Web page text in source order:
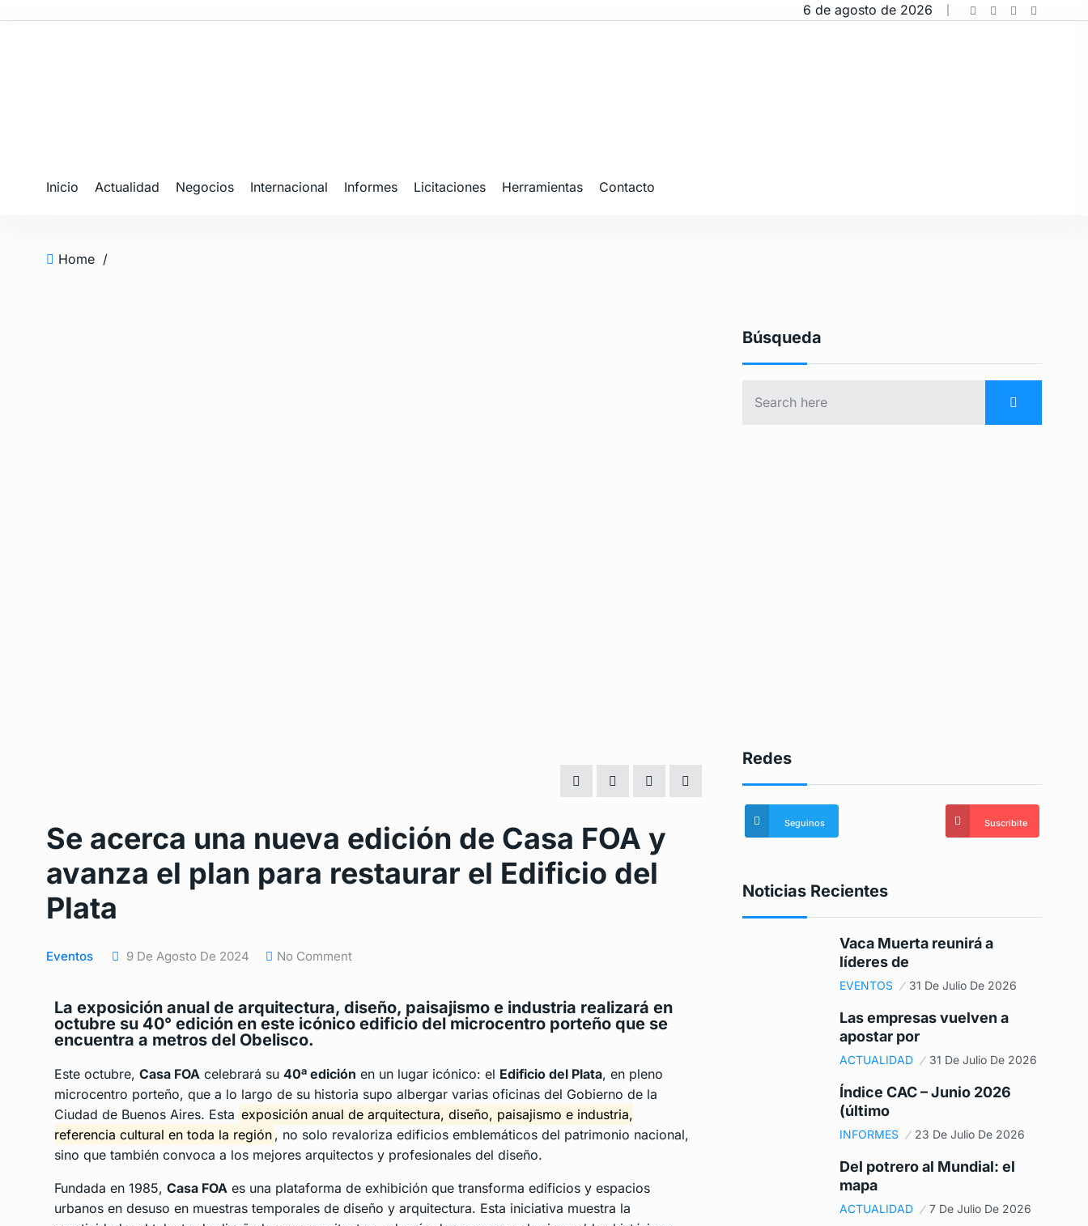
6 de agosto de 2026
Inicio Actualidad Negocios Internacional Informes Licitaciones Herramientas Contacto
Home /
Se acerca una nueva edición de Casa FOA y
avanza el plan para restaurar el Edificio del
Plata
Eventos 9 De Agosto De 2024 No Comment
La exposición anual de arquitectura, diseño, paisajismo e industria realizará en
octubre su 40° edición en este icónico edificio del microcentro porteño que se
encuentra a metros del Obelisco.
Este octubre, Casa FOA celebrará su 40ª edición en un lugar icónico: el Edificio del Plata, en pleno
microcentro porteño, que a lo largo de su historia supo albergar varias oficinas del Gobierno de la
Ciudad de Buenos Aires. Esta exposición anual de arquitectura, diseño, paisajismo e industria,
referencia cultural en toda la región , no solo revaloriza edificios emblemáticos del patrimonio nacional,
sino que también convoca a los mejores arquitectos y profesionales del diseño.
Fundada en 1985, Casa FOA es una plataforma de exhibición que transforma edificios y espacios
urbanos en desuso en muestras temporales de diseño y arquitectura. Esta iniciativa muestra la
Búsqueda
Redes
Seguinos Suscribite
Noticias Recientes
Vaca Muerta reunirá a
líderes de
EVENTOS 31 De Julio De 2026
Las empresas vuelven a
apostar por
ACTUALIDAD 31 De Julio De 2026
Índice CAC – Junio 2026
(último
INFORMES 23 De Julio De 2026
Del potrero al Mundial: el
mapa
ACTUALIDAD 7 De Julio De 2026